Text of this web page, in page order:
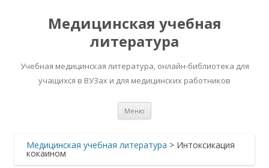
Медицинская учебная
литература
Учебная медицинская литература, онлайн-библиотека для
учащихся в ВУЗах и для медицинских работников
Меню
Медицинская учебная литература > Интоксикация
кокаином